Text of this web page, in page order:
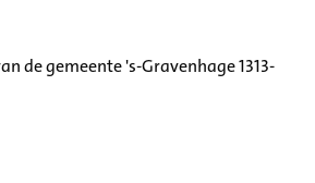
de gemeente 's-Gravenhage 1313-